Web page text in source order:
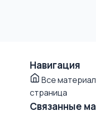
Навигация
Все
страница
Связанные